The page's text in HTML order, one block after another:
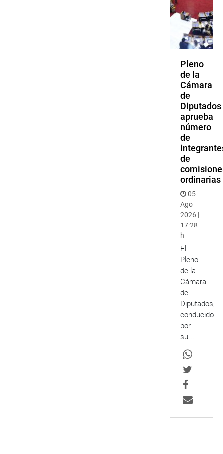
Pleno
de la
Cámara
de
Diputados
aprueba
número
de
de
ordinarias
05
Ago
2026 |
17:28
h
El
Pleno
de la
Cámara
de
Diputados,
conducido
por
su...